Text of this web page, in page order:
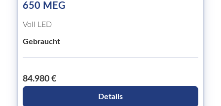
650 MEG
Voll LED
Gebraucht
84.980 €
Details